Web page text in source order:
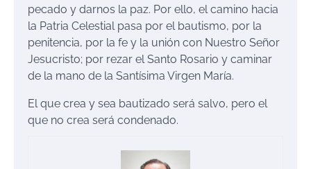
pecado y darnos la paz. Por ello, el camino hacia
la Patria Celestial pasa por el bautismo, por la
penitencia, por la fe y la unión con Nuestro Señor
Jesucristo; por rezar el Santo Rosario y caminar
de la mano de la Santísima Virgen María.
El que crea y sea bautizado será salvo, pero el
que no crea será condenado.